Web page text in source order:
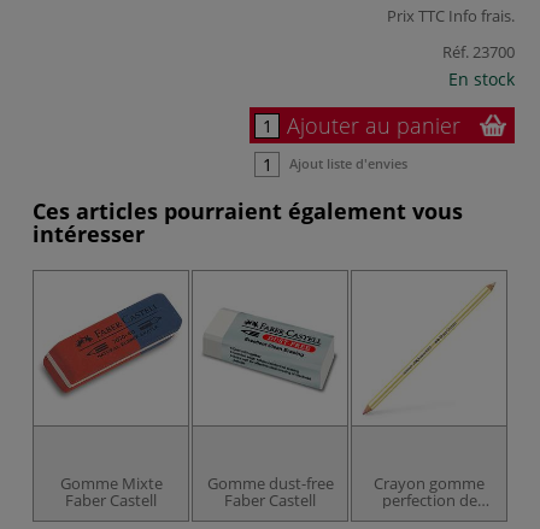
Prix TTC Info frais.
Réf.23700
En stock
Ajouter au panier
Ajout liste d'envies
Ces articles pourraient également vous
intéresser
Gomme Mixte
Faber Castell
Gomme dust-free
Faber Castell
Crayon gomme
perfection de
Faber Castell